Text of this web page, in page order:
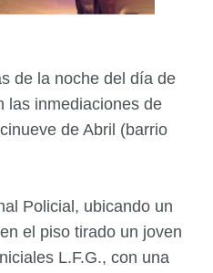
de la noche del día de
las inmediaciones de
de Abril (barrio
Policial, ubicando un
el piso tirado un joven
L.F.G., con una